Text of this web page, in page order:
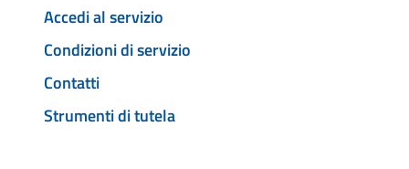
Accedi al servizio
Condizioni di servizio
Contatti
Strumenti di tutela